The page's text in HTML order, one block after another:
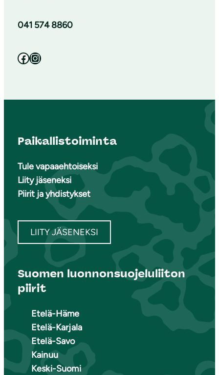
041 574 8860
Facebook Instagram
Paikallistoiminta
Tule vapaaehtoiseksi
Liity jäseneksi
Piirit ja yhdistykset
LIITY JÄSENEKSI
Suomen luonnonsuojeluliiton
piirit
Etelä-Häme
Etelä-Karjala
Etelä-Savo
Kainuu
Keski-Suomi